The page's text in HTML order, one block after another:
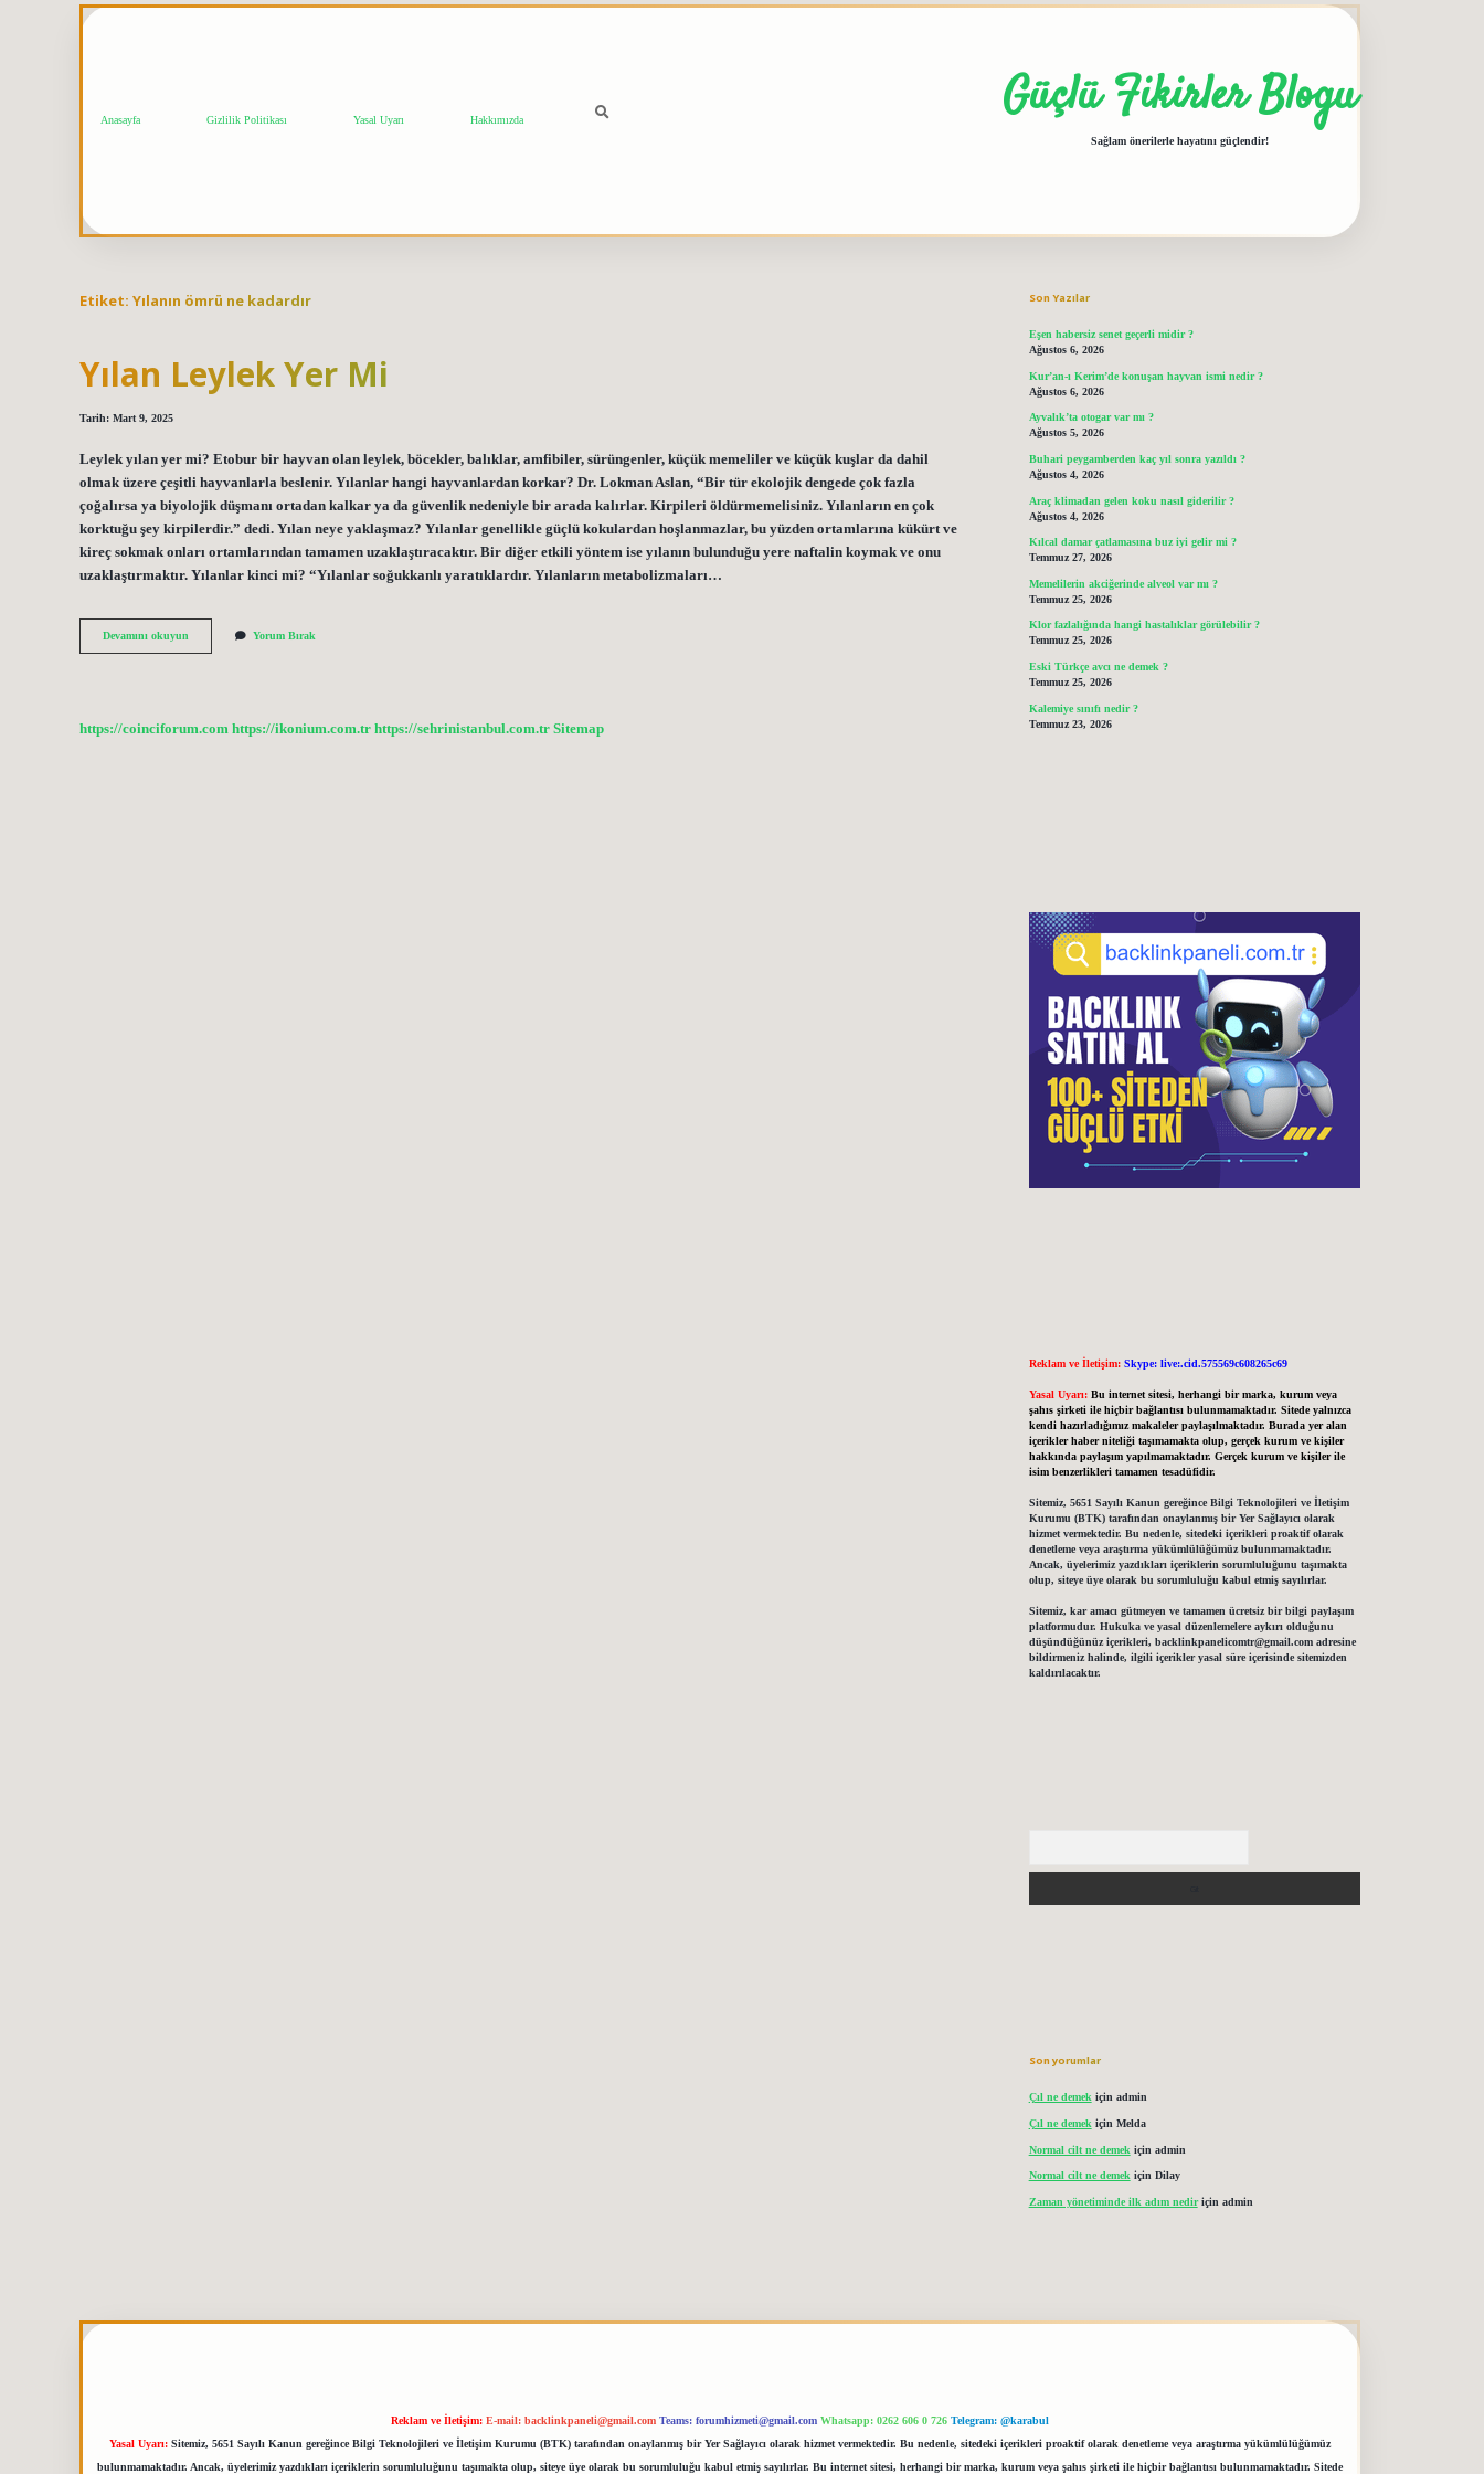
Anasayfa Gizlilik Politikası Yasal Uyarı Hakkımızda Güçlü Fikirler Blogu
Sağlam önerilerle hayatını güçlendir!
Etiket: Yılanın ömrü ne kadardır
Yılan Leylek Yer Mi
Tarih: Mart 9, 2025
Leylek yılan yer mi? Etobur bir hayvan olan leylek, böcekler, balıklar, amfibiler, sürüngenler, küçük memeliler ve küçük kuşlar da dahil
olmak üzere çeşitli hayvanlarla beslenir. Yılanlar hangi hayvanlardan korkar? Dr. Lokman Aslan, “Bir tür ekolojik dengede çok fazla
çoğalırsa ya biyolojik düşmanı ortadan kalkar ya da güvenlik nedeniyle bir arada kalırlar. Kirpileri öldürmemelisiniz. Yılanların en çok
korktuğu şey kirpilerdir.” dedi. Yılan neye yaklaşmaz? Yılanlar genellikle güçlü kokulardan hoşlanmazlar, bu yüzden ortamlarına kükürt ve
kireç sokmak onları ortamlarından tamamen uzaklaştıracaktır. Bir diğer etkili yöntem ise yılanın bulunduğu yere naftalin koymak ve onu
uzaklaştırmaktır. Yılanlar kinci mi? “Yılanlar soğukkanlı yaratıklardır. Yılanların metabolizmaları…
Devamını okuyun
Leylek
Yorum Bırak
https://coinciforum.com https://ikonium.com.tr https://sehrinistanbul.com.tr Sitemap
Son Yazılar
Eşen habersiz senet geçerli midir ?
Ağustos 6, 2026
Kur’an-ı Kerim’de konuşan hayvan ismi nedir ?
Ağustos 6, 2026
Ayvalık’ta otogar var mı ?
Ağustos 5, 2026
Buhari peygamberden kaç yıl sonra yazıldı ?
Ağustos 4, 2026
Araç klimadan gelen koku nasıl giderilir ?
Ağustos 4, 2026
Kılcal damar çatlamasına buz iyi gelir mi ?
Temmuz 27, 2026
Memelilerin akciğerinde alveol var mı ?
Temmuz 25, 2026
Klor fazlalığında hangi hastalıklar görülebilir ?
Temmuz 25, 2026
Eski Türkçe avcı ne demek ?
Temmuz 25, 2026
Kalemiye sınıfı nedir ?
Temmuz 23, 2026
Reklam ve İletişim: Skype: live:.cid.575569c608265c69
Yasal Uyarı: Bu internet sitesi, herhangi bir marka, kurum veya
şahıs şirketi ile hiçbir bağlantısı bulunmamaktadır. Sitede yalnızca
kendi hazırladığımız makaleler paylaşılmaktadır. Burada yer alan
içerikler haber niteliği taşımamakta olup, gerçek kurum ve kişiler
hakkında paylaşım yapılmamaktadır. Gerçek kurum ve kişiler ile
isim benzerlikleri tamamen tesadüfidir.
Sitemiz, 5651 Sayılı Kanun gereğince Bilgi Teknolojileri ve İletişim
Kurumu (BTK) tarafından onaylanmış bir Yer Sağlayıcı olarak
hizmet vermektedir. Bu nedenle, sitedeki içerikleri proaktif olarak
denetleme veya araştırma yükümlülüğümüz bulunmamaktadır.
Ancak, üyelerimiz yazdıkları içeriklerin sorumluluğunu taşımakta
olup, siteye üye olarak bu sorumluluğu kabul etmiş sayılırlar.
Sitemiz, kar amacı gütmeyen ve tamamen ücretsiz bir bilgi paylaşım
platformudur. Hukuka ve yasal düzenlemelere aykırı olduğunu
düşündüğünüz içerikleri, backlinkpanelicomtr@gmail.comadresine
bildirmeniz halinde, ilgili içerikler yasal süre içerisinde sitemizden
kaldırılacaktır.
Son yorumlar
Çıl ne demekiçin admin
Çıl ne demek için Melda
Normal cilt ne demek için admin
Normal cilt ne demek için Dilay
Zaman yönetiminde ilk adım nediriçin admin
Reklam ve İletişim: E-mail: backlinkpaneli@gmail.com Teams: forumhizmeti@gmail.com Whatsapp: 0262 606 0 726 Telegram: @karabul
Yasal Uyarı: Sitemiz, 5651 Sayılı Kanun gereğince Bilgi Teknolojileri ve İletişim Kurumu (BTK) tarafından onaylanmış bir Yer Sağlayıcı olarak hizmet vermektedir. Bu nedenle, sitedeki içerikleri proaktif olarak denetleme veya araştırma yükümlülüğümüz
bulunmamaktadır. Ancak, üyelerimiz yazdıkları içeriklerin sorumluluğunu taşımakta olup, siteye üye olarak bu sorumluluğu kabul etmiş sayılırlar. Bu internet sitesi, herhangi bir marka, kurum veya şahıs şirketi ile hiçbir bağlantısı bulunmamaktadır. Sitede